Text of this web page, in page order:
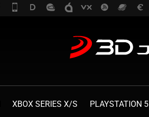
XBOX SERIES X/S PLAYSTATION 5